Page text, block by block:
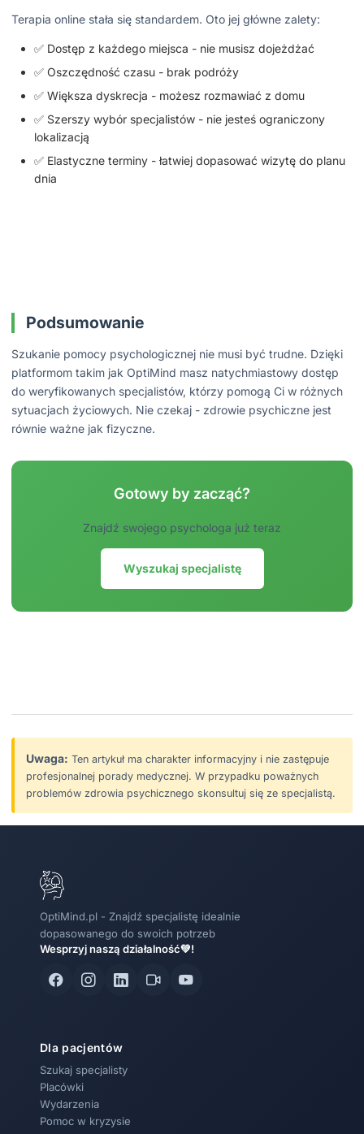
Terapia online stała się standardem. Oto jej główne zalety:
✅ Dostęp z każdego miejsca - nie musisz dojeżdżać
✅ Oszczędność czasu - brak podróży
✅ Większa dyskrecja - możesz rozmawiać z domu
✅ Szerszy wybór specjalistów - nie jesteś ograniczony
lokalizacją
✅ Elastyczne terminy - łatwiej dopasować wizytę do planu
dnia
Podsumowanie
Szukanie pomocy psychologicznej nie musi być trudne. Dzięki
platformom takim jak OptiMind masz natychmiastowy dostęp
do weryfikowanych specjalistów, którzy pomogą Ci w różnych
sytuacjach życiowych. Nie czekaj - zdrowie psychiczne jest
równie ważne jak fizyczne.
Gotowy by zacząć?
Znajdź swojego psychologa już teraz
Wyszukaj specjalistę
Uwaga: Ten artykuł ma charakter informacyjny i nie zastępuje
profesjonalnej porady medycznej. W przypadku poważnych
problemów zdrowia psychicznego skonsultuj się ze specjalistą.
OptiMind.pl - Znajdź specjalistę idealnie
dopasowanego do swoich potrzeb
Wesprzyj naszą działalność💚!
Dla pacjentów
Szukaj specjalisty
Placówki
Wydarzenia
Pomoc w kryzysie